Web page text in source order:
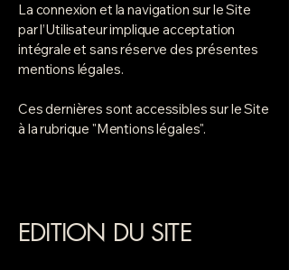
La connexion et la navigation sur le Site
par l’Utilisateur implique acceptation
intégrale et sans réserve des présentes
mentions légales.
Ces dernières sont accessibles sur le Site
à la rubrique "Mentions légales".
EDITION DU SITE